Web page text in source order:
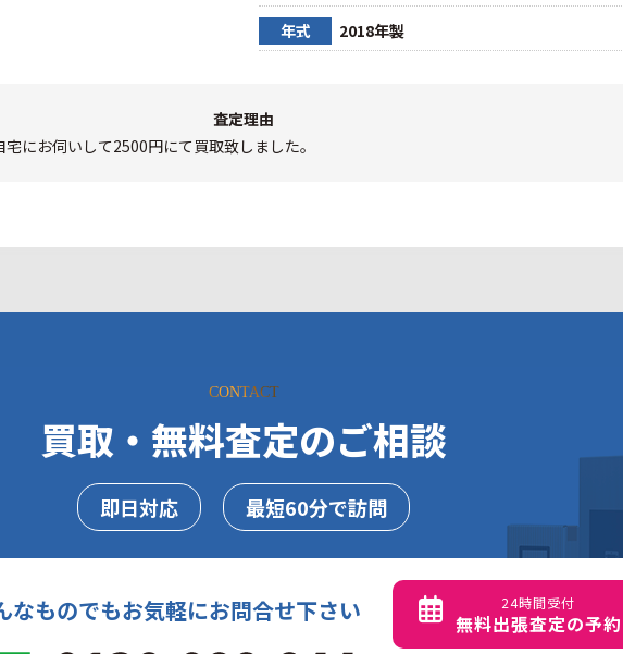
年式 2018年製
査定理由
にお伺いして2500円にて買取致しました。
CONTACT
買取・無料査定のご相談
即日対応 最短60分で訪問
なものでもお気軽にお問合せ下さい 24時間受付
無料出張査定の予約